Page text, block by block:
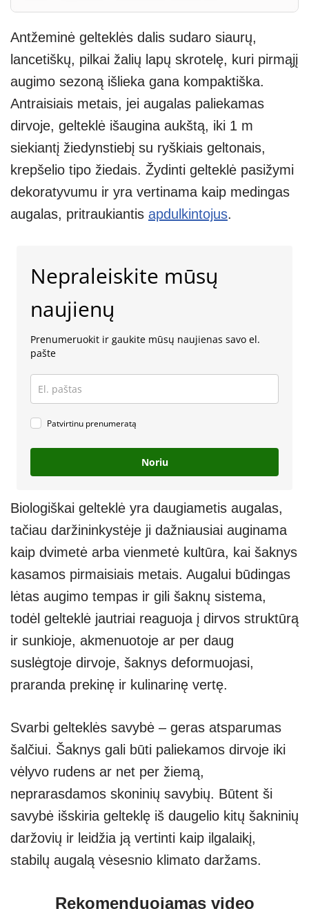
Antžeminė gelteklės dalis sudaro siaurų,
lancetiškų, pilkai žalių lapų skrotelę, kuri pirmąjį
augimo sezoną išlieka gana kompaktiška.
Antraisiais metais, jei augalas paliekamas
dirvoje, gelteklė išaugina aukštą, iki 1 m
siekiantį žiedynstiebį su ryškiais geltonais,
krepšelio tipo žiedais. Žydinti gelteklė pasižymi
dekoratyvumu ir yra vertinama kaip medingas
augalas, pritraukiantis apdulkintojus.
Nepraleiskite mūsų
naujienų
Prenumeruokit ir gaukite mūsų naujienas savo el.
pašte
Patvirtinu prenumeratą
Noriu
Biologiškai gelteklė yra daugiametis augalas,
tačiau daržininkystėje ji dažniausiai auginama
kaip dvimetė arba vienmetė kultūra, kai šaknys
kasamos pirmaisiais metais. Augalui būdingas
lėtas augimo tempas ir gili šaknų sistema,
todėl gelteklė jautriai reaguoja į dirvos struktūrą
ir sunkioje, akmenuotoje ar per daug
suslėgtoje dirvoje, šaknys deformuojasi,
praranda prekinę ir kulinarinę vertę.
Svarbi gelteklės savybė – geras atsparumas
šalčiui. Šaknys gali būti paliekamos dirvoje iki
vėlyvo rudens ar net per žiemą,
neprarasdamos skoninių savybių. Būtent ši
savybė išskiria gelteklę iš daugelio kitų šakninių
daržovių ir leidžia ją vertinti kaip ilgalaikį,
stabilų augalą vėsesnio klimato daržams.
Rekomenduojamas video